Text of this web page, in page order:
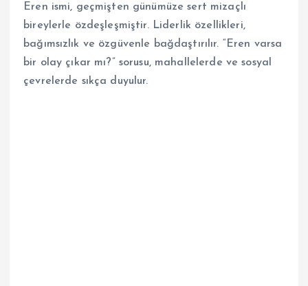
Eren ismi, geçmişten günümüze sert mizaçlı
bireylerle özdeşleşmiştir. Liderlik özellikleri,
bağımsızlık ve özgüvenle bağdaştırılır. “Eren varsa
bir olay çıkar mı?” sorusu, mahallelerde ve sosyal
çevrelerde sıkça duyulur.